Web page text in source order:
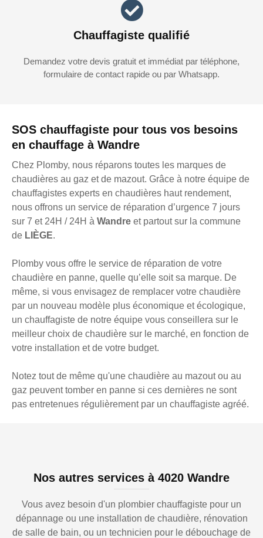
SOS chauffagiste pour tous vos besoins
en chauffage à Wandre
Chez Plomby, nous réparons toutes les marques de
chaudières au gaz et de mazout. Grâce à notre équipe de
chauffagistes experts en chaudières haut rendement,
nous offrons un service de réparation d’urgence 7 jours
sur 7 et 24H / 24H à Wandre et partout sur la commune
de LIÈGE.
Plomby vous offre le service de réparation de votre
chaudière en panne, quelle qu’elle soit sa marque. De
même, si vous envisagez de remplacer votre chaudière
par un nouveau modèle plus économique et écologique,
un chauffagiste de notre équipe vous conseillera sur le
meilleur choix de chaudière sur le marché, en fonction de
votre installation et de votre budget.
Notez tout de même qu'une chaudière au mazout ou au
gaz peuvent tomber en panne si ces dernières ne sont
pas entretenues régulièrement par un chauffagiste agréé.
Chauffagiste qualifié
Demandez votre devis gratuit et immédiat par téléphone,
formulaire de contact rapide ou par Whatsapp.
Nos autres services à 4020 Wandre
Vous avez besoin d'un plombier chauffagiste pour un
dépannage ou une installation de chaudière, rénovation
de salle de bain, ou un technicien pour le débouchage de